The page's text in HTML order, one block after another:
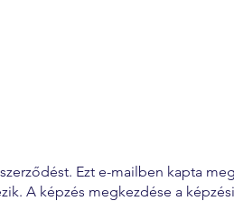
Ezt e-mailben kapta
A képzés megkezdése a